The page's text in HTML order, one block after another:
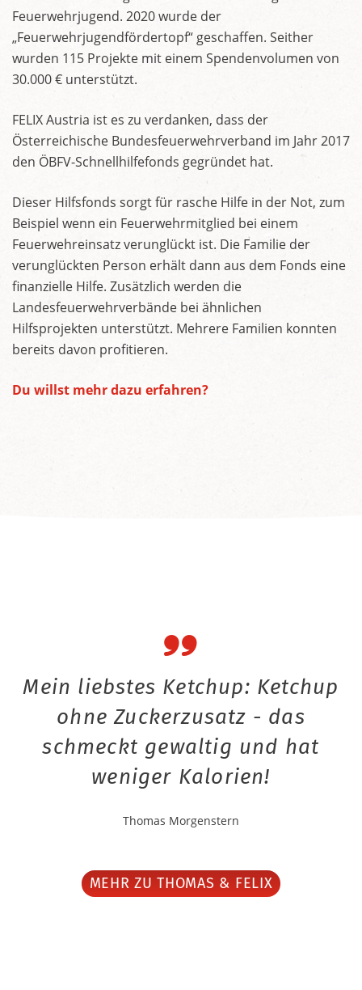
Feuerwehrjugend. 2020 wurde der
„Feuerwehrjugendfördertopf“ geschaffen. Seither
wurden 115 Projekte mit einem Spendenvolumen von
30.000 € unterstützt.
FELIX Austria ist es zu verdanken, dass der
Österreichische Bundesfeuerwehrverband im Jahr 2017
den ÖBFV-Schnellhilfefonds gegründet hat.
Dieser Hilfsfonds sorgt für rasche Hilfe in der Not, zum
Beispiel wenn ein Feuerwehrmitglied bei einem
Feuerwehreinsatz verunglückt ist. Die Familie der
verunglückten Person erhält dann aus dem Fonds eine
finanzielle Hilfe. Zusätzlich werden die
Landesfeuerwehrverbände bei ähnlichen
Hilfsprojekten unterstützt. Mehrere Familien konnten
bereits davon profitieren.
Du willst mehr dazu erfahren?
Mein liebstes Ketchup: Ketchup
ohne Zuckerzusatz - das
schmeckt gewaltig und hat
weniger Kalorien!
Thomas Morgenstern
MEHR ZU THOMAS & FELIX